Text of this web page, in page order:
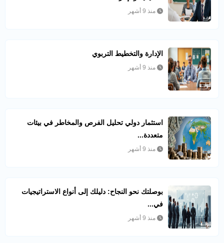
منذ 9 أشهر
الإدارة والتخطيط التربوي
منذ 9 أشهر
استثمار دولي تحليل الفرص والمخاطر في بيئات
متعددة...
منذ 9 أشهر
بوصلتك نحو النجاح: دليلك إلى أنواع الاستراتيجيات
في...
منذ 9 أشهر